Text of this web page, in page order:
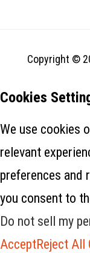
secara…
Copyright ©
Cookies
We use cookies
relevant
preferences and
you consent to
Do not sell my
AcceptReject All